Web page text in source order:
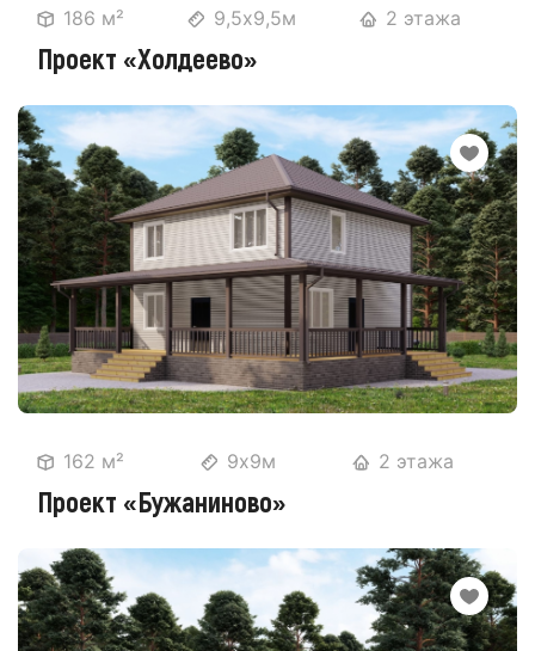
186 м² 9,5х9,5м 2 этажа
Проект «Холдеево»
162 м² 9х9м 2 этажа
Проект «Бужаниново»